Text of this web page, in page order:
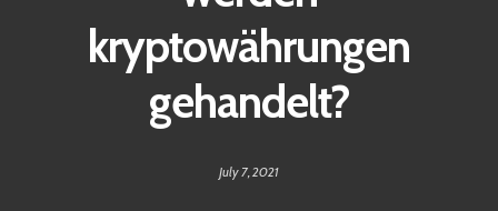
kryptowährungen
gehandelt?
July 7, 2021